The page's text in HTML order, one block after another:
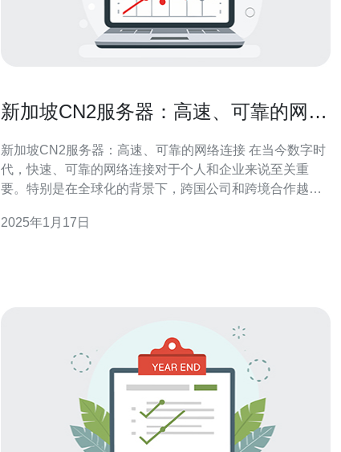
新加坡CN2服务器：高速、可靠的网络
新加坡CN2服务器：高速、可靠的网络连接 在当今数字时
代，快速、可靠的网络连接对于个人和企业来说至关重
要。特别是在全球化的背景下，跨国公司和跨境合作越来
行。新加坡CN2服务器是一种高速、可靠的网络连接方
2025年1月17日